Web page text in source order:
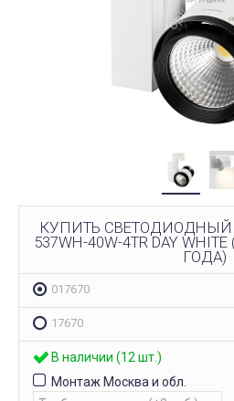
КУПИТЬ СВЕТОДИОДНЫЙ
537WH-40W-4TR DAY
ГОДА)
017670
17670
В наличии (12 шт.)
Монтаж Москва и обл.